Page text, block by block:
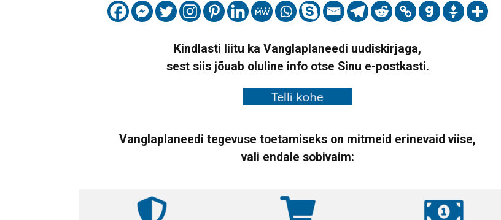
Kindlasti liitu ka Vanglaplaneedi uudiskirjaga,
sest siis jõuab oluline info otse Sinu e-postkasti.
Vanglaplaneedi tegevuse toetamiseks on mitmeid erinevaid viise,
vali endale sobivaim: